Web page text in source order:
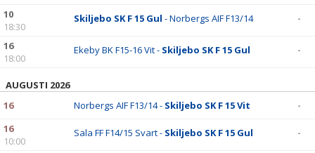
10
18:30
Skiljebo SK F 15 Gul - Norbergs AIF F13/14 -
16
18:00
Ekeby BK F15-16 Vit - Skiljebo SK F 15 Gul -
AUGUSTI 2026
16
Norbergs AIF F13/14 - Skiljebo SK F 15 Vit
-
16
10:00
Sala FF F14/15 Svart - Skiljebo SK F 15 Gul -